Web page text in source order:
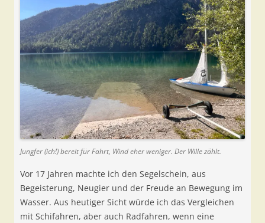
Jungfer (ich!) bereit für Fahrt, Wind eher weniger. Der Wille zählt.
Vor 17 Jahren machte ich den Segelschein, aus
Begeisterung, Neugier und der Freude an Bewegung im
Wasser. Aus heutiger Sicht würde ich das Vergleichen
mit Schifahren, aber auch Radfahren, wenn eine